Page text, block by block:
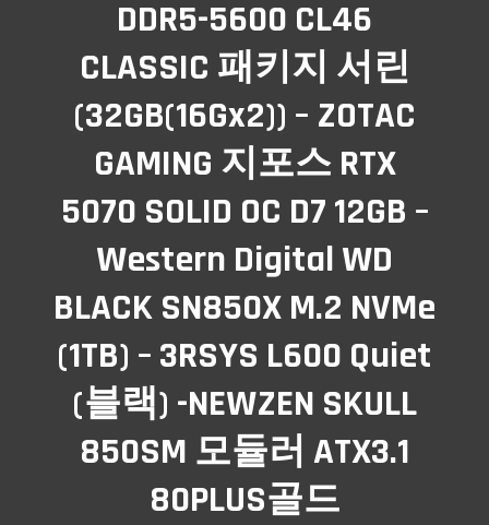
DDR5-5600 CL46
CLASSIC 패키지 서린
(32GB(16Gx2)) – ZOTAC
GAMING 지포스 RTX
5070 SOLID OC D7 12GB –
Western Digital WD
BLACK SN850X M.2 NVMe
(1TB) – 3RSYS L600 Quiet
(블랙) -NEWZEN SKULL
850SM 모듈러 ATX3.1
80PLUS골드